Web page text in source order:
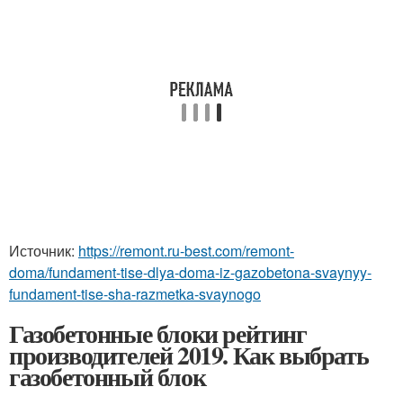
Источник: https://remont.ru-best.com/remont-
doma/fundament-tise-dlya-doma-iz-gazobetona-svaynyy-
fundament-tise-sha-razmetka-svaynogo
Газобетонные блоки рейтинг
производителей 2019. Как выбрать
газобетонный блок